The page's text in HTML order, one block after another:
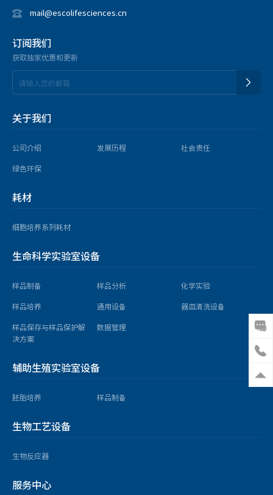
样品保存与样品保护解决方案
实验室冷冻箱
大口径不锈钢液氮生物容器
液氮生物容器
程序降温仪
-86℃立式超低温冰箱
液氮储存罐
数据管理
胚胎培养
气体和温度验证设备
样品制备
MIRI AVT 防震台
mail@escolifesciences.cn
订阅我们
获取独家优惠和更新
关于我们
公司介绍 发展历程
社会责任
绿色环保
耗材
细胞培养系列耗材
生命科学实验室设备
样品制备 样品分析
化学实验
样品培养
通用设备
器皿清洗设备
样品保存与样品保护解
决方案
数据管理
辅助生殖实验室设备
胚胎培养 样品制备
生物工艺设备
生物反应器
服务中心